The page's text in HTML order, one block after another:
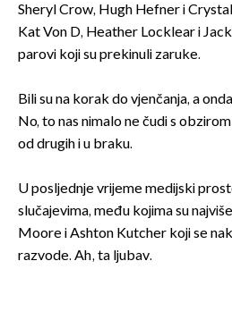
Sheryl Crow, Hugh Hefner i
Kat Von D, Heather Locklear i
parovi koji su prekinuli zaruke.
Bili su na korak do vjenčanja, a
No, to nas nimalo ne čudi s
od drugih i u braku.
U posljednje vrijeme medijski
slučajevima, među kojima su
Moore i Ashton Kutcher koji se
razvode. Ah, ta ljubav.